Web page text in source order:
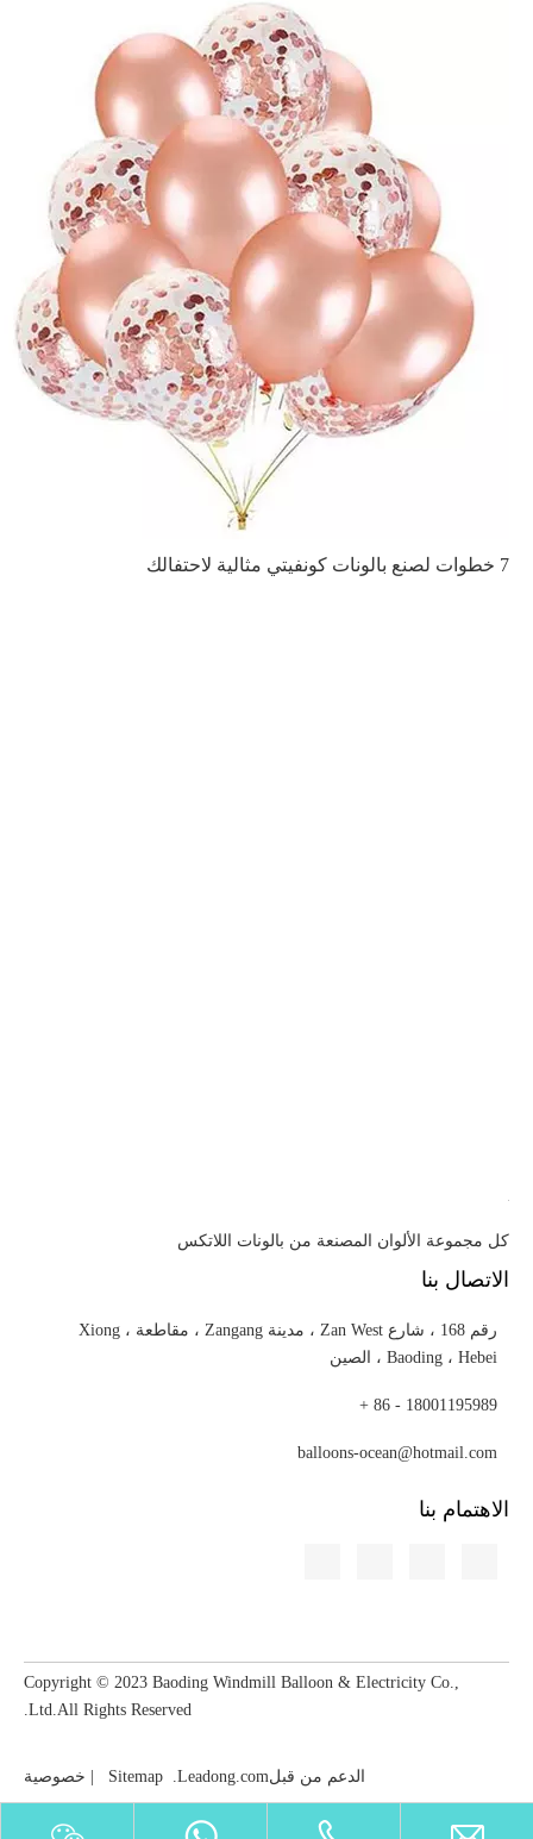
7 خطوات لصنع بالونات كونفيتي مثالية لاحتفالك
كل مجموعة الألوان المصنعة من بالونات اللاتكس
الاتصال بنا
رقم 168 ، شارع Zan West ، مدينة Zangang ، مقاطعة Xiong ،
Baoding ، Hebei ، الصين
18001195989 - 86 +
balloons-ocean@hotmail.com
الاهتمام بنا
Copyright © 2023​​​​​​​ Baoding Windmill Balloon & Electricity Co.,
Ltd.All Rights Reserved.
الدعم من قبل Sitemap .Leadong.com خصوصية